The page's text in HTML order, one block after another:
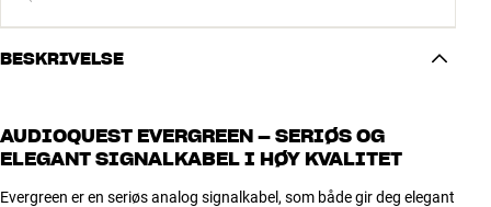
BESKRIVELSE
AUDIOQUEST EVERGREEN – SERIØS OG
ELEGANT SIGNALKABEL I HØY KVALITET
Evergreen er en seriøs analog signalkabel, som både gir deg elegant